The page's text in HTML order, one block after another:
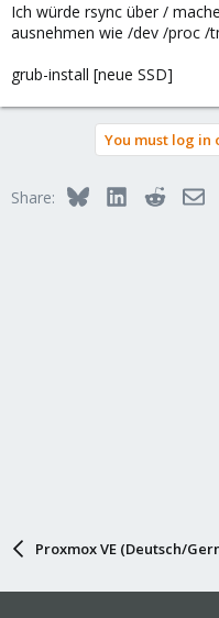
Ich würde rsync über /
ausnehmen wie /dev /proc /
grub-install [neue SSD]
You must log
Share: BlueskyLinkedInReddit
Proxmox VE (Deutsch/